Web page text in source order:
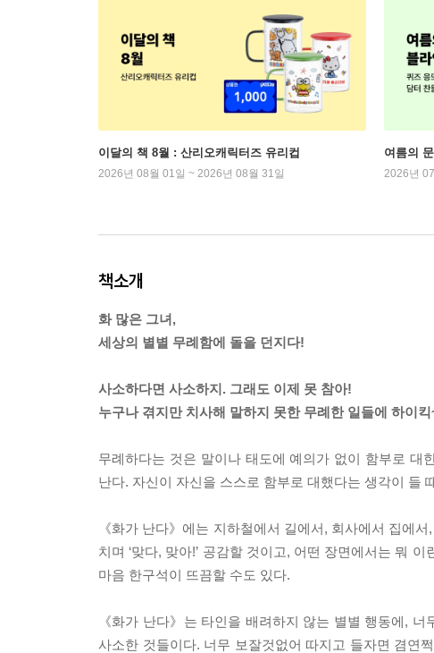
이달의 책 8월 : 산리오캐릭터즈 유리컵
2026년 08월 01일 ~ 2026년 08월 31일
여름의
2026년
책소개
화 많은 그녀,
세상의 별별 무례함에 돌을 던지다!
사소하다면 사소하지. 그래도 이제 못 참아!
누구나 겪지만 치사해 말하지 못한 무례한 일들에 하이킥
무례하다는 것은 말이나 태도에 예의가 없이 함부로
난다. 자신이 자신을 스스로 함부로 대했다는 생각이 들
《화가 난다》에는 지하철에서 길에서, 회사에서 집에
치며 ‘맞다, 맞아!’ 공감할 것이고, 어떤 장면에서는 뭐
마음 한구석이 뜨끔할 수도 있다.
《화가 난다》는 타인을 배려하지 않는 별별 행동에,
사소한 것들이다. 너무 보잘것없어 따지고 들자면 겸연